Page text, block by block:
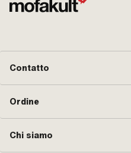
Contatto
Ordine
Chi siamo